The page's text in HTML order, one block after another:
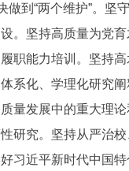
한국어
FRANÇAIS
العربية
做到“两个维护”。坚
。坚持高质量为党
职能力培训。坚持
系化、学理化研究
量发展中的重大理
研究。坚持从严治
习近平新时代中国